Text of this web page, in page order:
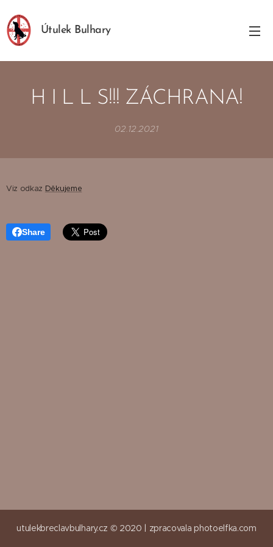
Útulek Bulhary
H I L L S!!! ZÁCHRANA!
02.12.2021
Viz odkaz Děkujeme
Share
utulekbreclavbulhary.cz © 2020 | zpracovala photoelfka.com